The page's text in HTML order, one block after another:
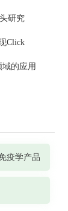
研究
Click
域的应用
疫学产品